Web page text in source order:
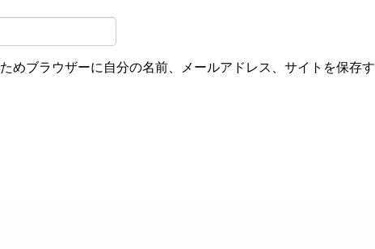
めブラウザーに自分の名前、メールアドレス、サイトを保存す